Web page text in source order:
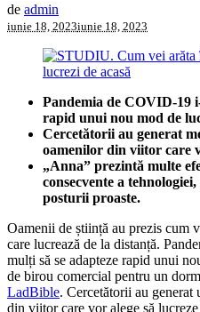
de admin
iunie 18, 2023iunie 18, 2023
Pandemia de COVID-19
rapid unui nou mod de
Cercetătorii au generat
oamenilor din viitor care
„Anna” prezintă multe
consecvente a
posturii proaste.
Oamenii de știință au prezis cum
care lucrează de la distanță.
mulți să se adapteze rapid unui
de birou comercial pentru un
LadBible. Cercetătorii au generat
din viitor care vor alege să lucreze